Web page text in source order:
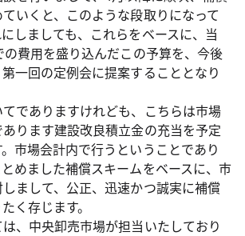
いくと、このような段取りになって
しましても、これらをベースに、当
費用を盛り込んだこの予算を、今後
一回の定例会に提案することとなり
でありますけれども、こちらは市場
ります建設改良積立金の充当を予定
市場会計内で行うということであり
めました補償スキームをベースに、市
まして、公正、迅速かつ誠実に補償
く存じます。
、中央卸売市場が担当いたしており